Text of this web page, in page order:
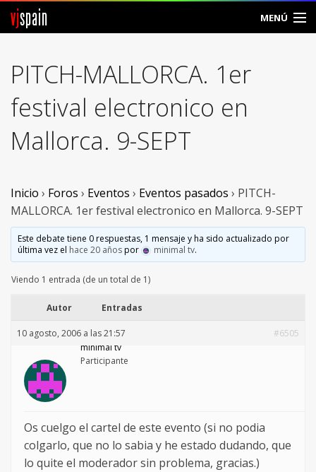
vjspain MENÚ
Foros
Noticias
Vjspain
Ayuda
Entrar
PITCH-MALLORCA. 1er
festival electronico en
Mallorca. 9-SEPT
Inicio › Foros › Eventos › Eventos pasados › PITCH-
MALLORCA. 1er festival electronico en Mallorca. 9-SEPT
Este debate tiene 0 respuestas, 1 mensaje y ha sido actualizado por
última vez el hace 20 añospor minimal tv.
Viendo 1 entrada (de un total de 1)
Autor Entradas
10 agosto, 2006 a las 21:57
#6505
minimal tv
Participante
Os cuelgo el cartel de este evento (si no podia
colgarlo, que no lo sabia y he estado dudando, que
lo quite el moderador sin problema, gracias.)